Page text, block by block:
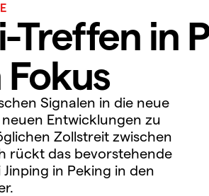
Treffen in
Signalen in die neue
Entwicklungen zu
Zollstreit zwischen
rückt das bevorstehende
in Peking in den